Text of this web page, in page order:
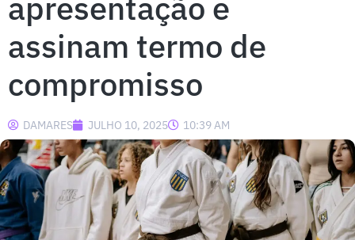
assinam termo de
compromisso
DAMARES JULHO 10, 2025 10:39 AM